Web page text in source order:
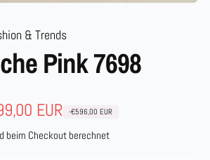
& Trends
Pink 7698
EUR -€596,00 EUR
beim Checkout berechnet